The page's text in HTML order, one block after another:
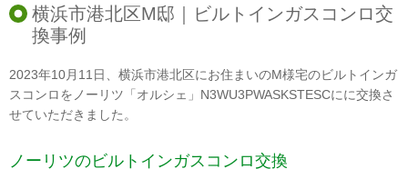
横浜市港北区M邸｜ビルトインガスコンロ交
換事例
2023年10月11日、横浜市港北区にお住まいのM様宅のビルトインガ
スコンロをノーリツ「オルシェ」N3WU3PWASKSTESCにに交換さ
せていただきました。
ノーリツのビルトインガスコンロ交換